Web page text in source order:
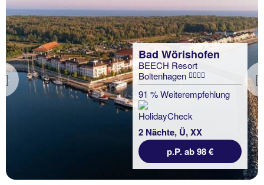
Previous
Bad Wörishofen
BEECH Resort
Boltenhagen
91 % Weiterempfehlung
2 Nächte, Ü, XX
p.P. ab 98 €